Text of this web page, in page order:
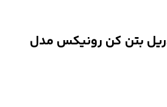
بتن کن رونیکس مدل